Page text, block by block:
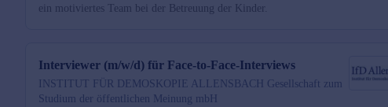
ein motiviertes Team bei der Betreuung der Kinder.
Interviewer (m/w/d) für Face-to-Face-Interviews
INSTITUT FÜR DEMOSKOPIE ALLENSBACH Gesellschaft zum
Studium der öffentlichen Meinung mbH